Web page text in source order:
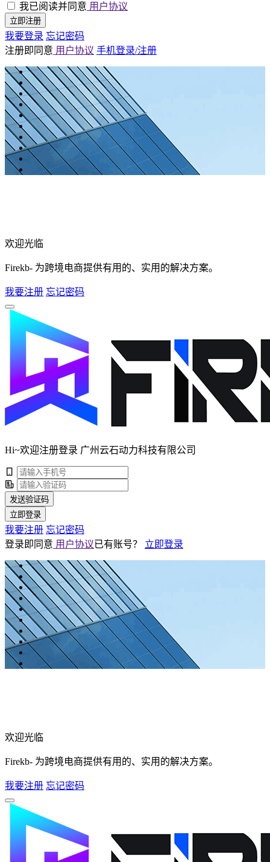
我已阅读并同意 用户协议
立即注册
我要登录 忘记密码
注册即同意 用户协议 手机登录/注册
欢迎光临
Firekb- 为跨境电商提供有用的、实用的解决方案。
我要注册 忘记密码
Hi~欢迎注册登录 广州云石动力科技有限公司
发送验证码
立即登录
我要注册 忘记密码
登录即同意 用户协议已有账号？ 立即登录
欢迎光临
Firekb- 为跨境电商提供有用的、实用的解决方案。
我要注册 忘记密码